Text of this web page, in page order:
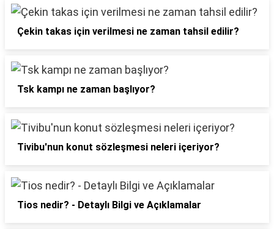
Çekin takas için verilmesi ne zaman tahsil edilir?
Tsk kampı ne zaman başlıyor?
Tivibu'nun konut sözleşmesi neleri içeriyor?
Tios nedir? - Detaylı Bilgi ve Açıklamalar